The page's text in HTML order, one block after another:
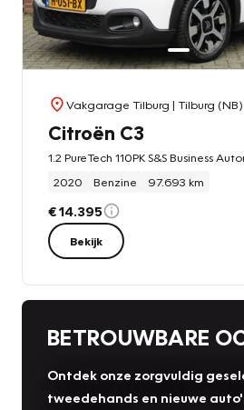
Vakgarage Tilburg | Tilburg (NB)
Citroën C3
1.2 PureTech 110PK S&S Business
2020
Benzine 97.693 km
€ 14.395
Bekijk
BETROUWBARE
Ontdek onze zorgvuldig
tweedehands en nieuwe